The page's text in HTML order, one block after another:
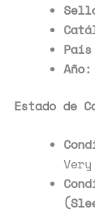
Año:
Estado de